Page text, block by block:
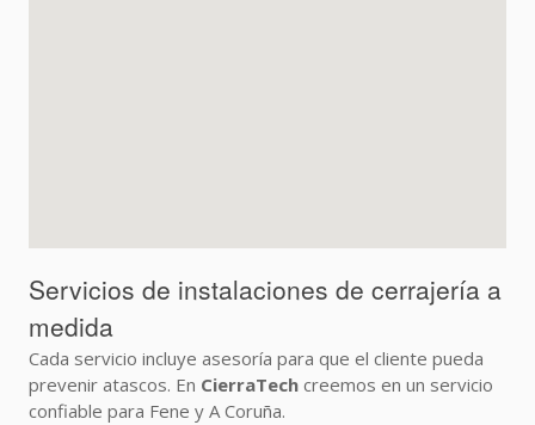
Servicios de instalaciones de cerrajería a
medida
Cada servicio incluye asesoría para que el cliente pueda
prevenir atascos. En CierraTech creemos en un servicio
confiable para Fene y A Coruña.